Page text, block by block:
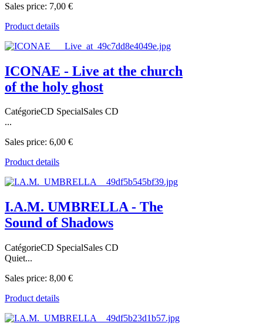
Sales price: 7,00 €
Product details
ICONAE - Live at the church
of the holy ghost
CatégorieCD SpecialSales CD
...
Sales price: 6,00 €
Product details
I.A.M. UMBRELLA - The
Sound of Shadows
CatégorieCD SpecialSales CD
Quiet...
Sales price: 8,00 €
Product details